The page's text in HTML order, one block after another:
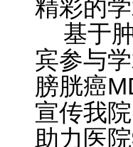
精彩的
基于
宾参与
膀胱癌
宣传我
助力医